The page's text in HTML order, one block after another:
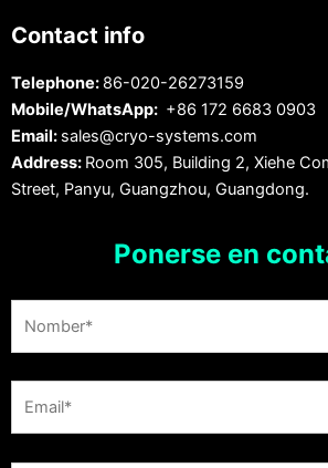
Contact info
Telephone: 86-020-26273159
Mobile/WhatsApp: +86 172 6683 0903
Email: sales@cryo-systems.com
Address: Room 305, Building 2, Xiehe
Street, Panyu, Guangzhou, Guangdong.
Ponerse en